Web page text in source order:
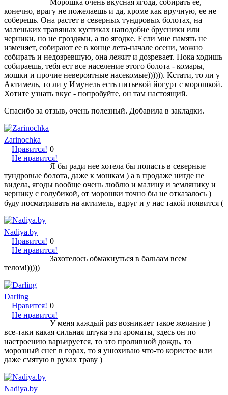
конечно, врагу не пожелаешь и да, кроме как вручную, ее не
соберешь. Она растет в северных тундровых болотах, на
маленьких травяных кустиках наподобие брусники или
черники, но не гроздями, а по ягодке. Если мне память не
изменяет, собирают ее в конце лета-начале осени, можно
собирать и недозревшую, она лежит и дозревает. Пока ходишь
собираешь, тебя ест все население этого болота - комары,
мошки и прочие невероятные насекомые)))))). Кстати, то ли у
Актимель, то ли у Имунель есть питьевой йогурт с морошкой.
Хотите узнать вкус - попробуйте, он там настоящий.
Спасибо за отзыв, очень полезный. Добавила в закладки.
Zarinochka
Нравится!
Не нравится!
0
Я бы ради нее хотела бы попасть в северные
тундровые болота, даже к мошкам ) а в продаже нигде не
видела, ягоды вообще очень люблю и малину и землянику и
чернику с голубикой, от морошки точно бы не отказалось )
буду посматривать на актимель, вдруг и у нас такой появится (
Nadiya.by
Нравится!
Не нравится!
0
Захотелось обмакнуться в бальзам всем
телом!)))))
Darling
Нравится!
Не нравится!
0
У меня каждый раз возникает такое желание )
все-таки какая сильная штука эти ароматы, здесь он по
настроению варьируется, то это проливной дождь, то
морозный снег в горах, то я унюхиваю что-то користое или
даже смятую в руках траву )
Nadiya.by